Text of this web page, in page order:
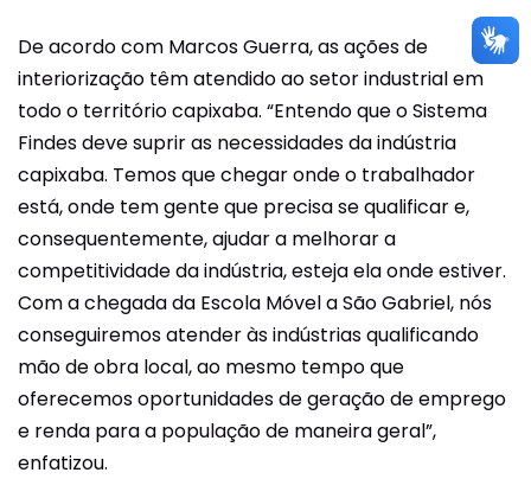
De acordo com Marcos Guerra, as ações de
interiorização têm atendido ao setor industrial em
todo o território capixaba. “Entendo que o Sistema
Findes deve suprir as necessidades da indústria
capixaba. Temos que chegar onde o trabalhador
está, onde tem gente que precisa se qualificar e,
consequentemente, ajudar a melhorar a
competitividade da indústria, esteja ela onde estiver.
Com a chegada da Escola Móvel a São Gabriel, nós
conseguiremos atender às indústrias qualificando
mão de obra local, ao mesmo tempo que
oferecemos oportunidades de geração de emprego
e renda para a população de maneira geral”,
enfatizou.